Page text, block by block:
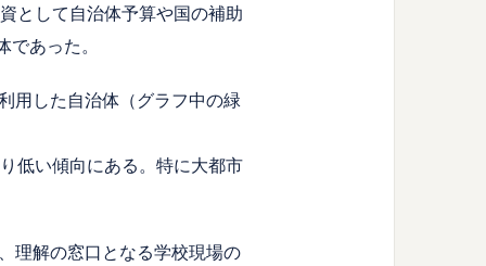
として自治体予算や国の補助
あった。
用した自治体（グラフ中の緑
低い傾向にある。特に大都市
理解の窓口となる学校現場の